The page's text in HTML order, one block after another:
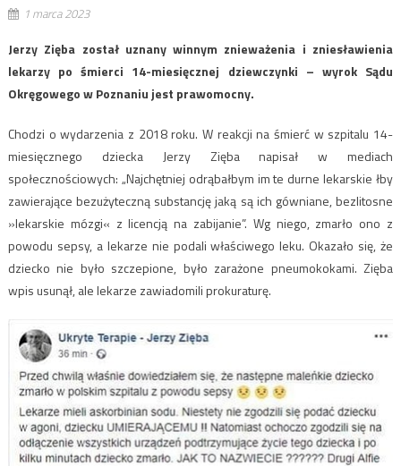
1 marca 2023
Jerzy Zięba został uznany winnym znieważenia i zniesławienia
lekarzy po śmierci 14-miesięcznej dziewczynki – wyrok Sądu
Okręgowego w Poznaniu jest prawomocny.
Chodzi o wydarzenia z 2018 roku. W reakcji na śmierć w szpitalu 14-
miesięcznego dziecka Jerzy Zięba napisał w mediach
społecznościowych: „Najchętniej odrąbałbym im te durne lekarskie łby
zawierające bezużyteczną substancję jaką są ich gówniane, bezlitosne
»lekarskie mózgi« z licencją na zabijanie”. Wg niego, zmarło ono z
powodu sepsy, a lekarze nie podali właściwego leku. Okazało się, że
dziecko nie było szczepione, było zarażone pneumokokami. Zięba
wpis usunął, ale lekarze zawiadomili prokuraturę.